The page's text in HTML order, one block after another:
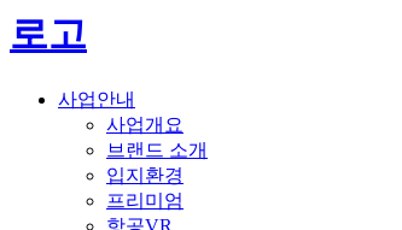
로고
사업안내
사업개요
브랜드 소개
입지환경
프리미엄
항공VR